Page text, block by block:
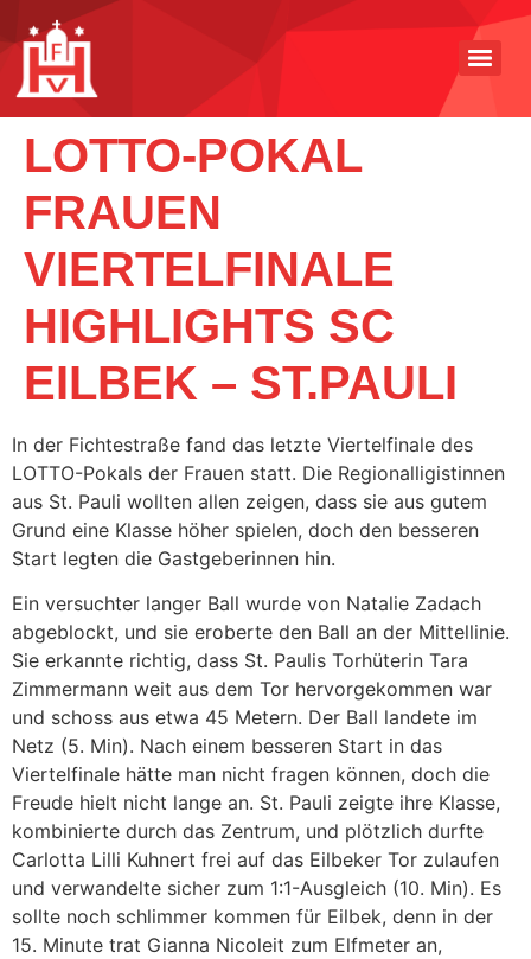
LOTTO-POKAL
FRAUEN
VIERTELFINALE
HIGHLIGHTS SC
EILBEK – ST.PAULI
In der Fichtestraße fand das letzte Viertelfinale des
LOTTO-Pokals der Frauen statt. Die Regionalligistinnen
aus St. Pauli wollten allen zeigen, dass sie aus gutem
Grund eine Klasse höher spielen, doch den besseren
Start legten die Gastgeberinnen hin.
Ein versuchter langer Ball wurde von Natalie Zadach
abgeblockt, und sie eroberte den Ball an der Mittellinie.
Sie erkannte richtig, dass St. Paulis Torhüterin Tara
Zimmermann weit aus dem Tor hervorgekommen war
und schoss aus etwa 45 Metern. Der Ball landete im
Netz (5. Min). Nach einem besseren Start in das
Viertelfinale hätte man nicht fragen können, doch die
Freude hielt nicht lange an. St. Pauli zeigte ihre Klasse,
kombinierte durch das Zentrum, und plötzlich durfte
Carlotta Lilli Kuhnert frei auf das Eilbeker Tor zulaufen
und verwandelte sicher zum 1:1-Ausgleich (10. Min). Es
sollte noch schlimmer kommen für Eilbek, denn in der
15. Minute trat Gianna Nicoleit zum Elfmeter an,